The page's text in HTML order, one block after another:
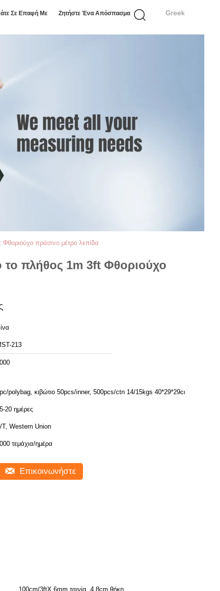
Greek
Σε Επαφή Με Ζητήστε Ένα Απόσπασμα
πράσινο μέτρο λεπίδα
πλήθος 1m 3ft Φθοριούχο
213
polybag, κιβώτιο 50pcs/inner, 500pcs/ctn 14/15kgs 40*29*29cm
20 ημέρες
T, Western Union
τεμάχια/ημέρα
Επικοινωνήστε
100cm/3ftX 6mm ταινία, 4.8cm θήκη